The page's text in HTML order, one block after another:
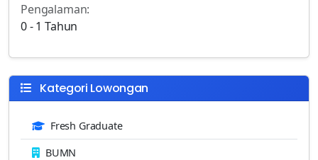
Pengalaman:
0 - 1 Tahun
Kategori Lowongan
Fresh Graduate
BUMN